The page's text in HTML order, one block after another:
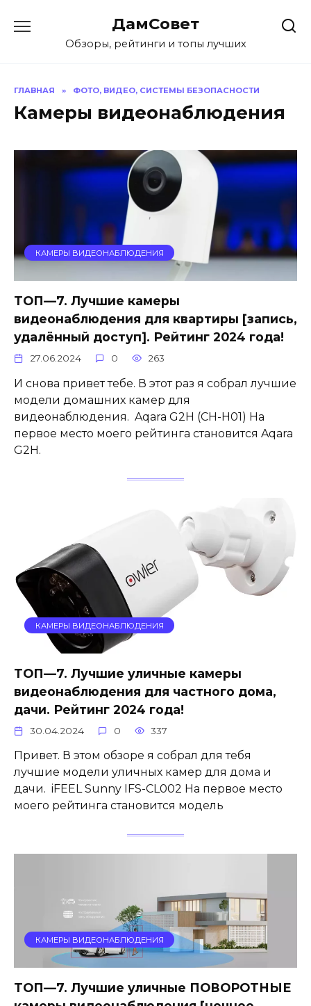
содержанию
ДамСовет
Обзоры, рейтинги и топы лучших
ГЛАВНАЯ » ФОТО, ВИДЕО, СИСТЕМЫ БЕЗОПАСНОСТИ
Камеры видеонаблюдения
КАМЕРЫ ВИДЕОНАБЛЮДЕНИЯ
ТОП—7. Лучшие камеры
видеонаблюдения для квартиры [запись,
удалённый доступ]. Рейтинг 2024 года!
27.06.2024 0 263
И снова привет тебе. В этот раз я собрал лучшие
модели домашних камер для
видеонаблюдения. Aqara G2H (CH-H01) На
первое место моего рейтинга становится Aqara
G2H.
КАМЕРЫ ВИДЕОНАБЛЮДЕНИЯ
ТОП—7. Лучшие уличные камеры
видеонаблюдения для частного дома,
дачи. Рейтинг 2024 года!
30.04.2024 0 337
Привет. В этом обзоре я собрал для тебя
лучшие модели уличных камер для дома и
дачи. iFEEL Sunny IFS-CL002 На первое место
моего рейтинга становится модель
КАМЕРЫ ВИДЕОНАБЛЮДЕНИЯ
ТОП—7. Лучшие уличные ПОВОРОТНЫЕ